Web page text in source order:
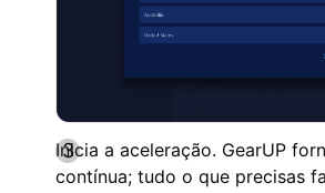
Inicia a aceleração. GearUP
contínua; tudo o que precisas